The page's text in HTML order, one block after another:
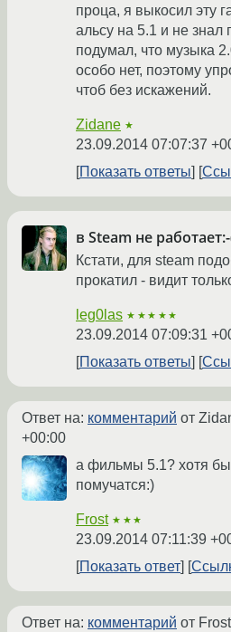
проца, я выкосил эту
альсу на 5.1 и не знал
подумал, что музыка
особо нет, поэтому
чтоб без искажений.
Zidane ★
23.09.2014 07:07:37
Показать ответы
в Steam не
Кстати, для steam
прокатил - видит
leg0las ★★★★★
23.09.2014 07:09:31
Показать ответы
Ответ на: комментарий от
+00:00
а фильмы 5.1? хотя
помучатся:)
Frost ★★★
23.09.2014 07:11:39
Показать ответ
Ответ на: комментарий от Frost